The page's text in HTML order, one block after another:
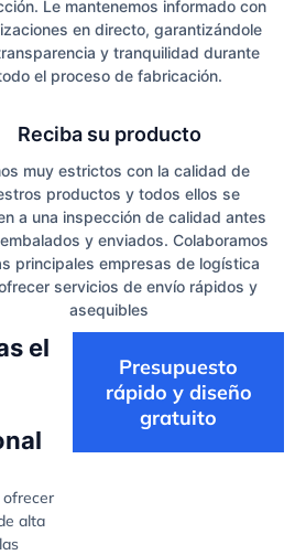
Le mantenemos informado con
en directo, garantizándole
y tranquilidad durante
el proceso de fabricación.
Reciba su producto
muy estrictos con la calidad de
productos y todos ellos se
a una inspección de calidad antes
y enviados. Colaboramos
principales empresas de logística
servicios de envío rápidos y
asequibles
el
ofrecer
alta
Presupuesto
rápido y diseño
gratuito